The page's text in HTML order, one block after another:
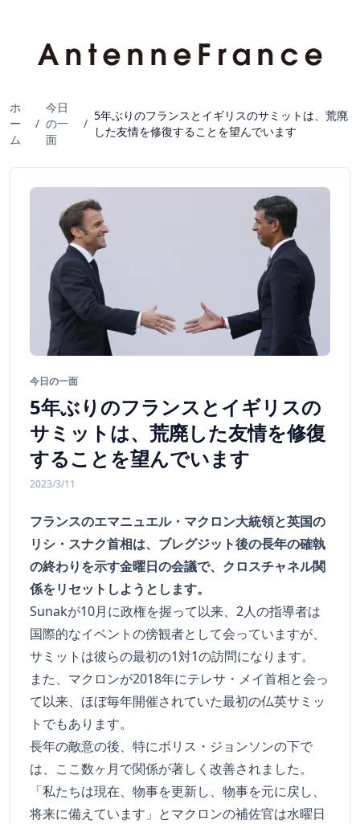
ホ
ー
ム
/
今日
の一
面
/
5年ぶりのフランスとイギリスのサミットは、荒廃
した友情を修復することを望んでいます
今日の一面
5年ぶりのフランスとイギリスの
サミットは、荒廃した友情を修復
することを望んでいます
2023/3/11
フランスのエマニュエル・マクロン大統領と英国の
リシ・スナク首相は、ブレグジット後の長年の確執
の終わりを示す金曜日の会議で、クロスチャネル関
係をリセットしようとします。
Sunakが10月に政権を握って以来、2人の指導者は
国際的なイベントの傍観者として会っていますが、
サミットは彼らの最初の1対1の訪問になります。
また、マクロンが2018年にテレサ・メイ首相と会っ
て以来、ほぼ毎年開催されていた最初の仏英サミッ
トでもあります。
長年の敵意の後、特にボリス・ジョンソンの下で
は、ここ数ヶ月で関係が著しく改善されました。
「私たちは現在、物事を更新し、物事を元に戻し、
将来に備えています」とマクロンの補佐官は水曜日